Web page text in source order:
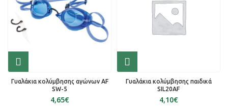
Γυαλάκια κολύμβησης αγώνων AF
SW-5
€
Γυαλάκια κολύμβησης παιδικά
SIL20AF
€